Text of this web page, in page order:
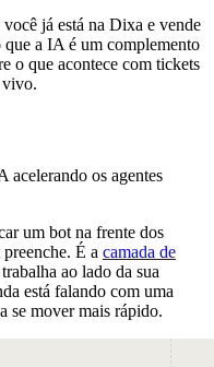
já está na Dixa e vende
que a IA é um complemento
o que acontece com tickets
vivo.
acelerando os agentes
um bot na frente dos
É a camada de
ao lado da sua
está falando com uma
se mover mais rápido.